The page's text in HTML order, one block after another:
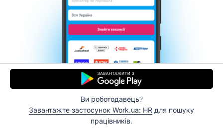
Ви роботодавець?
Завантажте застосунок Work.ua: HR для пошуку
працівників.
Контакти Про нас
Кар’єра
Допомога Умови використання
© 2006–2026 Work.ua. Сервіс пошуку роботи №1 в